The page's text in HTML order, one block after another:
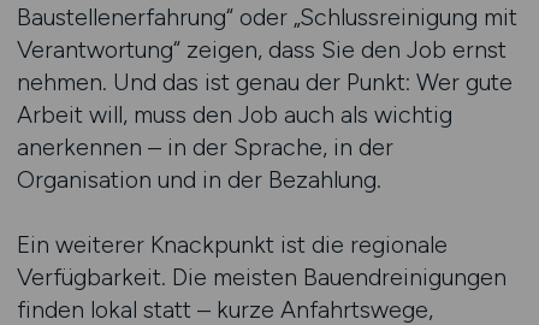
Baustellenerfahrung“ oder „Schlussreinigung mit
Verantwortung“ zeigen, dass Sie den Job ernst
nehmen. Und das ist genau der Punkt: Wer gute
Arbeit will, muss den Job auch als wichtig
anerkennen – in der Sprache, in der
Organisation und in der Bezahlung.
Ein weiterer Knackpunkt ist die regionale
Verfügbarkeit. Die meisten Bauendreinigungen
finden lokal statt – kurze Anfahrtswege,